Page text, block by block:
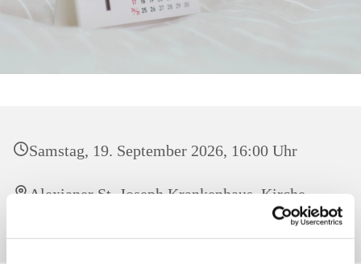
Samstag, 19. September 2026, 16:00 Uhr
Alexianer St. Joseph Krankenhaus, Kirche,